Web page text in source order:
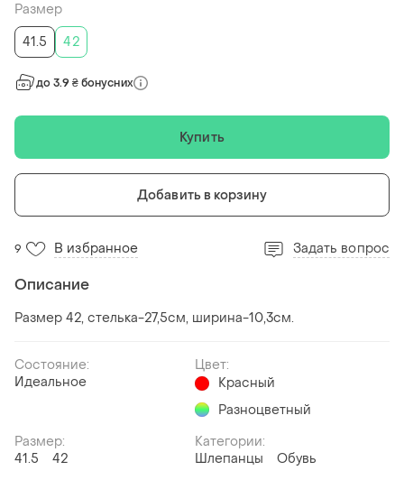
Размер
41.5
42
до 3.9 ₴ бонусних
Купить
Добавить в корзину
9 В избранное Задать вопрос
Описание
Размер 42, стелька-27,5см, ширина-10,3см.
Состояние:
Идеальное
Цвет:
Красный
Разноцветный
Размер:
41.5
42
Категории:
Шлепанцы
Обувь